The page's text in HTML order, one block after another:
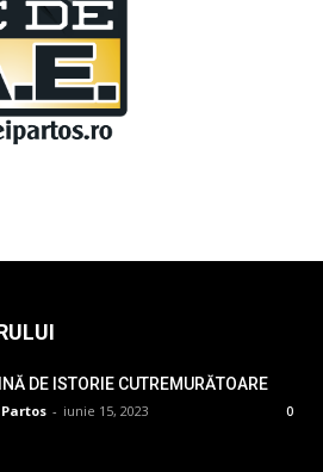
DE ISTORIE CUTREMURĂTOARE
- iunie 15, 2023 0